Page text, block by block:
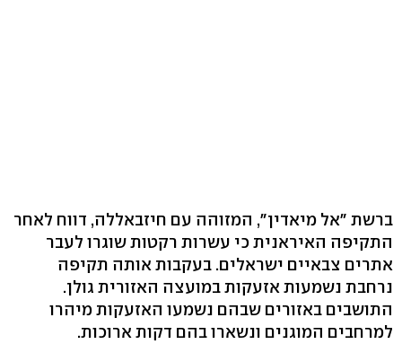
ברשת "אל מיאדין", המזוהה עם חיזבאללה, דווח לאחר
התקיפה האיראנית כי עשרות רקטות שוגרו לעבר
אתרים צבאיים ישראלים. בעקבות אותה תקיפה
נרחבת נשמעות אזעקות במועצה האזורית גולן.
התושבים באזורים שבהם נשמעו האזעקות מיהרו
למרחבים המוגנים ונשארו בהם דקות ארוכות.